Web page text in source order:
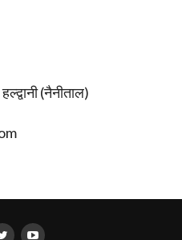
(नैनीताल)